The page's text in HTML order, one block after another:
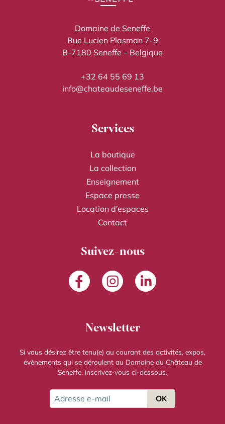
Domaine de Seneffe
Rue Lucien Plasman 7-9
B-7180 Seneffe – Belgique
+32 64 55 69 13
info@chateaudeseneffe.be
Services
La boutique
La collection
Enseignement
Espace presse
Location d’espaces
Contact
Suivez-nous
FacebookInstagramLinkedIn
Newsletter
Si vous désirez être tenu(e) au courant des activités, expos,
évènements qui se déroulent au Domaine du Château de
Seneffe, inscrivez-vous ci-dessous.
Adresse e-mail
OK